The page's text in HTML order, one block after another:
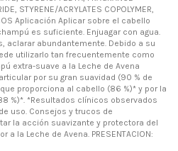
STYRENE/ACRYLATES COPOLYMER,
Aplicación Aplicar sobre el cabello
es suficiente. Enjuagar con agua.
aclarar abundantemente. Debido a su
utilizarlo tan frecuentemente como
extra-suave a la Leche de Avena
por su gran suavidad (90 % de
proporciona al cabello (86 %)* y por la
%)*. *Resultados clínicos observados
uso. Consejos y trucos de
la acción suavizante y protectora del
la Leche de Avena. PRESENTACION: